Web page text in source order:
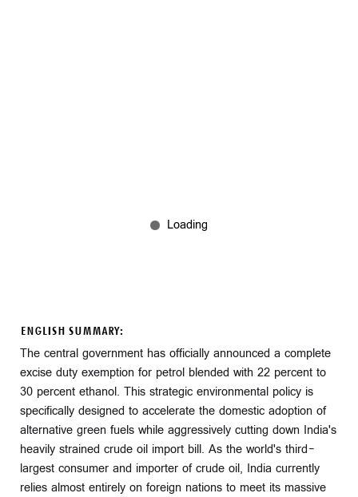
ENGLISH SUMMARY:
The central government has officially announced a complete
excise duty exemption for petrol blended with 22 percent to
30 percent ethanol. This strategic environmental policy is
specifically designed to accelerate the domestic adoption of
alternative green fuels while aggressively cutting down India's
heavily strained crude oil import bill. As the world's third-
largest consumer and importer of crude oil, India currently
relies almost entirely on foreign nations to meet its massive